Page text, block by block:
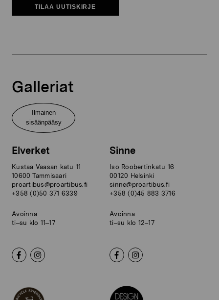
TILAA UUTISKIRJE
Galleriat
Ilmainen
sisäänpääsy
Elverket
Kustaa Vaasan katu 11
10600 Tammisaari
proartibus@proartibus.fi
+358 (0)50 371 6339
Avoinna
ti–su klo 11–17
Sinne
Iso Roobertinkatu 16
00120 Helsinki
sinne@proartibus.fi
+358 (0)45 883 3716
Avoinna
ti–su klo 12–17